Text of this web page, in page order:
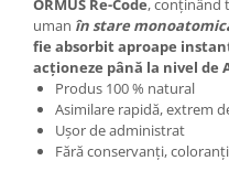
ORMUS Re-Code, conținând
uman în stare
fie absorbit aproape
acționeze până la nivel de
Produs 100 % natural
Asimilare rapidă, extrem
Ușor de administrat
Fără conservanți,